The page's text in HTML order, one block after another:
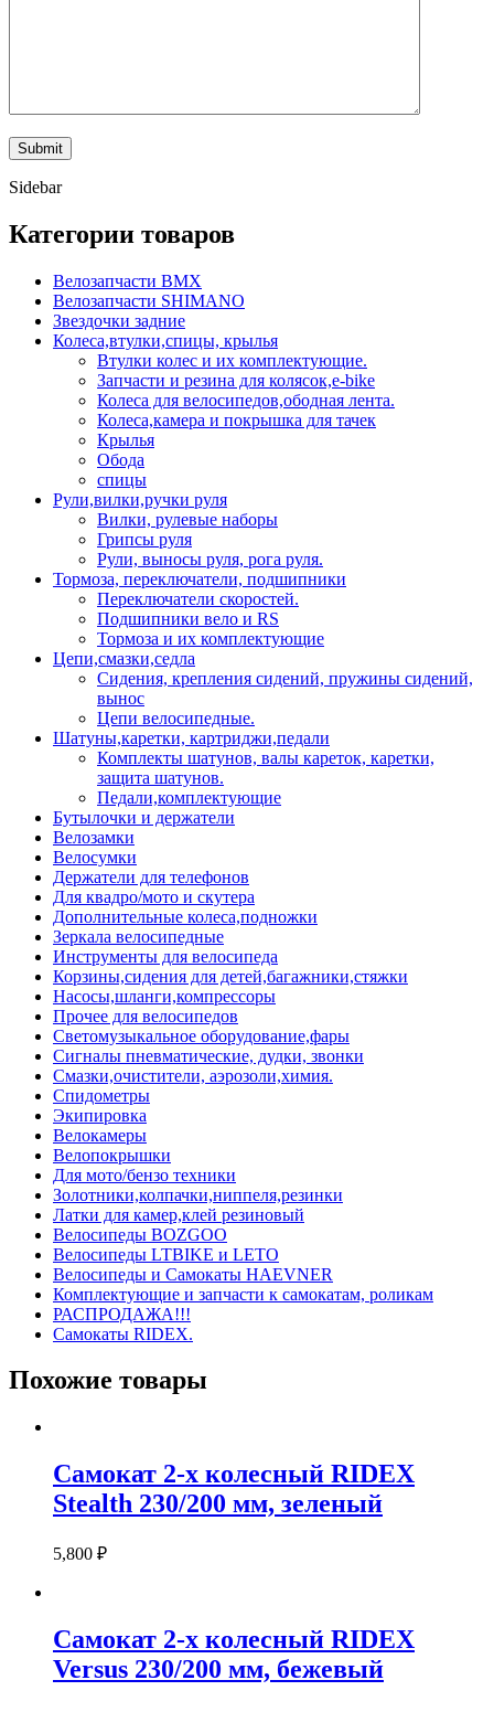
Sidebar
Категории товаров
Велозапчасти BMX
Велозапчасти SHIMANO
Звездочки задние
Колеса,втулки,спицы, крылья
Втулки колес и их комплектующие.
Запчасти и резина для колясок,e-bike
Колеса для велосипедов,ободная лента.
Колеса,камера и покрышка для тачек
Крылья
Обода
спицы
Рули,вилки,ручки руля
Вилки, рулевые наборы
Грипсы руля
Рули, выносы руля, рога руля.
Тормоза, переключатели, подшипники
Переключатели скоростей.
Подшипники вело и RS
Тормоза и их комплектующие
Цепи,смазки,седла
Сидения, крепления сидений, пружины сидений,
вынос
Цепи велосипедные.
Шатуны,каретки, картриджи,педали
Комплекты шатунов, валы кареток, каретки,
защита шатунов.
Педали,комплектующие
Бутылочки и держатели
Велозамки
Велосумки
Держатели для телефонов
Для квадро/мото и скутера
Дополнительные колеса,подножки
Зеркала велосипедные
Инструменты для велосипеда
Корзины,сидения для детей,багажники,стяжки
Насосы,шланги,компрессоры
Прочее для велосипедов
Светомузыкальное оборудование,фары
Сигналы пневматические, дудки, звонки
Смазки,очистители, аэрозоли,химия.
Спидометры
Экипировка
Велокамеры
Велопокрышки
Для мото/бензо техники
Золотники,колпачки,ниппеля,резинки
Латки для камер,клей резиновый
Велосипеды BOZGOO
Велосипеды LTBIKE и LETO
Велосипеды и Самокаты HAEVNER
Комплектующие и запчасти к самокатам, роликам
РАСПРОДАЖА!!!
Самокаты RIDEX.
Похожие товары
Самокат 2-х колесный RIDEX
Stealth 230/200 мм, зеленый
5,800 ₽
Самокат 2-х колесный RIDEX
Versus 230/200 мм, бежевый